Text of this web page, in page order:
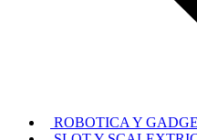
ROBOTICA Y